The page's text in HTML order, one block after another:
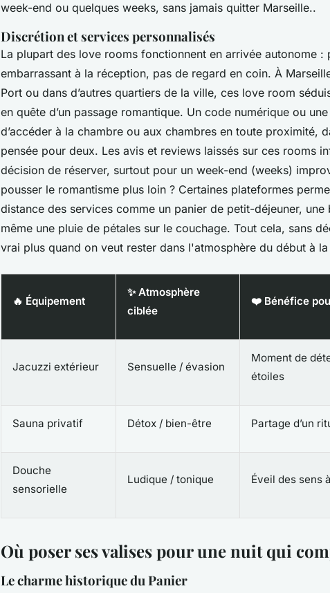
week-end ou quelques weeks, sans jamais quitter Marseille..
Discrétion et services personnalisés
La plupart des love rooms fonctionnent en arrivée autonome :
embarrassant à la réception, pas de regard en coin. À
Port ou dans d’autres quartiers de la ville, ces love room
en quête d’un passage romantique. Un code numérique ou
d’accéder à la chambre ou aux chambres en toute proximité,
pensée pour deux. Les avis et reviews laissés sur ces rooms
décision de réserver, surtout pour un week-end (weeks)
pousser le romantisme plus loin ? Certaines plateformes
distance des services comme un panier de petit-déjeuner,
même une pluie de pétales sur le couchage. Tout cela, sans
vrai plus quand on veut rester dans l'atmosphère du début à
🔥 Équipement
✨ Atmosphère
ciblée
❤️ Bénéfice
Jacuzzi extérieur Sensuelle / évasion
Moment de
étoiles
Sauna privatif Détox / bien-être Partage d’un
Douche
sensorielle
Ludique / tonique Éveil des sens
Où poser ses valises pour une nuit qui
Le charme historique du Panier